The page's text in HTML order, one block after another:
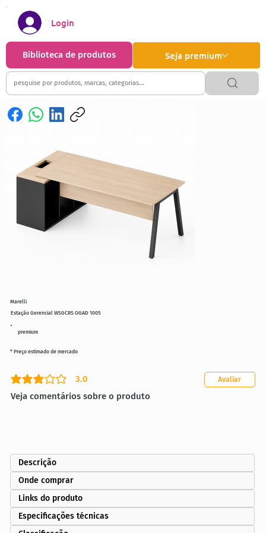
Seja premium
Biblioteca de produtos
Login
premium
Estação Gerencial WSGCRS OGAD 1005
3.0
classificação média é 3 de 5
Veja comentários sobre o produto
Avaliar
* Preço estimado de mercado
Marelli
Descrição
Onde comprar
Links do produto
Especificações técnicas